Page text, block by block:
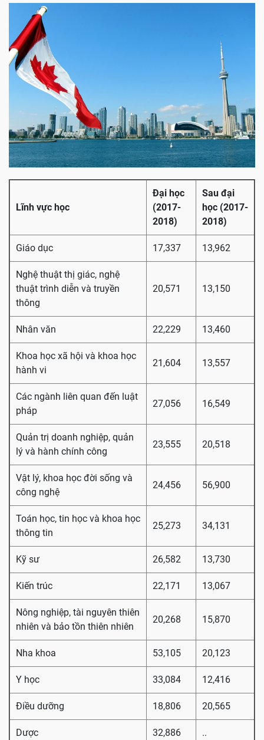
Lĩnh vực học
Đại học
(2017-
2018)
Sau đại
học (2017-
2018)
Giáo dục 17,337 13,962
Nghệ thuật thị giác, nghệ
thuật trình diễn và truyền
thông
20,571 13,150
Nhân văn 22,229 13,460
Khoa học xã hội và khoa học
hành vi
21,604 13,557
Các ngành liên quan đến luật
pháp
27,056 16,549
Quản trị doanh nghiệp, quản
lý và hành chính công
23,555 20,518
Vật lý, khoa học đời sống và
công nghệ
24,456 56,900
Toán học, tin học và khoa học
thông tin
25,273 34,131
Kỹ sư 26,582 13,730
Kiến trúc 22,171 13,067
Nông nghiệp, tài nguyên thiên
nhiên và bảo tồn thiên nhiên
20,268 15,870
Nha khoa 53,105 20,123
Y học 33,084 12,416
Điều dưỡng 18,806 20,565
Dược 32,886 ..